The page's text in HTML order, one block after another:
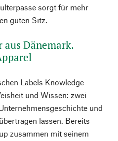
sorgt für mehr
guten Sitz.
Dänemark.
Labels Knowledge
und Wissen: zwei
und
lassen. Bereits
zusammen mit seinem